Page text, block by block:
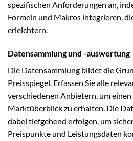
spezifischen Anforderungen an,
Formeln und Makros integrieren,
erleichtern.
Datensammlung und -auswertung
Die Datensammlung bildet die
Preisspiegel. Erfassen Sie alle
verschiedenen Anbietern, um
Marktüberblick zu erhalten. Die
dabei tiefgehend erfolgen, um
Preispunkte und Leistungsdaten